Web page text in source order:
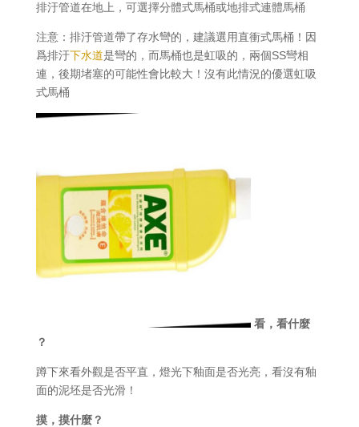
排汙管道在地上，可選擇分體式馬桶或地排式連體馬桶
注意：排汙管道帶了存水彎的，建議選用直衝式馬桶！因
爲排汙下水道是彎的，而馬桶也是虹吸的，兩個SS彎相
連，後期堵塞的可能性會比較大！沒有此情況的優選虹吸
式馬桶
看，看什麼
？
蹲下來看外觀是否平直，燈光下釉面是否光亮，看沒有釉
面的泥坯是否光滑！
摸，摸什麼？